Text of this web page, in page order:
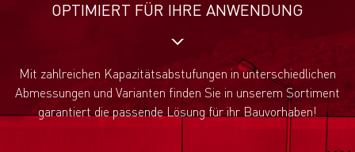
OPTIMIERT FÜR IHRE ANWENDUNG
Mit zahlreichen Kapazitätsabstufungen in unterschiedlichen
Abmessungen und Varianten finden Sie in unserem Sortiment
garantiert die passende Lösung für ihr Bauvorhaben!